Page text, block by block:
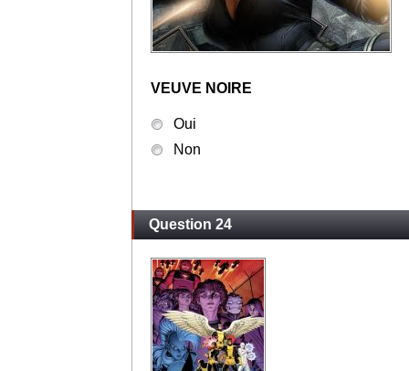
VEUVE NOIRE
Oui
Non
Question 24